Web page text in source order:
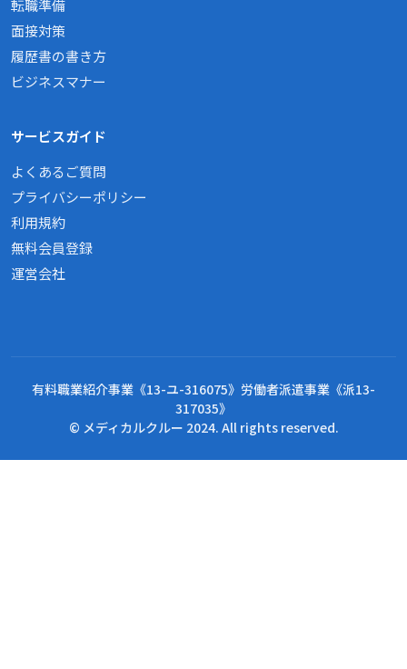
転職準備
面接対策
履歴書の書き方
ビジネスマナー
サービスガイド
よくあるご質問
プライバシーポリシー
利用規約
無料会員登録
運営会社
有料職業紹介事業《13-ユ-316075》労働者派遣事業《派13-
317035》
© メディカルクルー 2024. All rights reserved.